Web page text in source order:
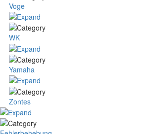
Voge
WK
Yamaha
Zontes